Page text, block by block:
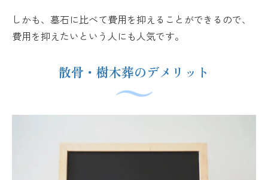
しかも、墓石に比べて費用を抑えることができるので、
費用を抑えたいという人にも人気です。
散骨・樹木葬のデメリット